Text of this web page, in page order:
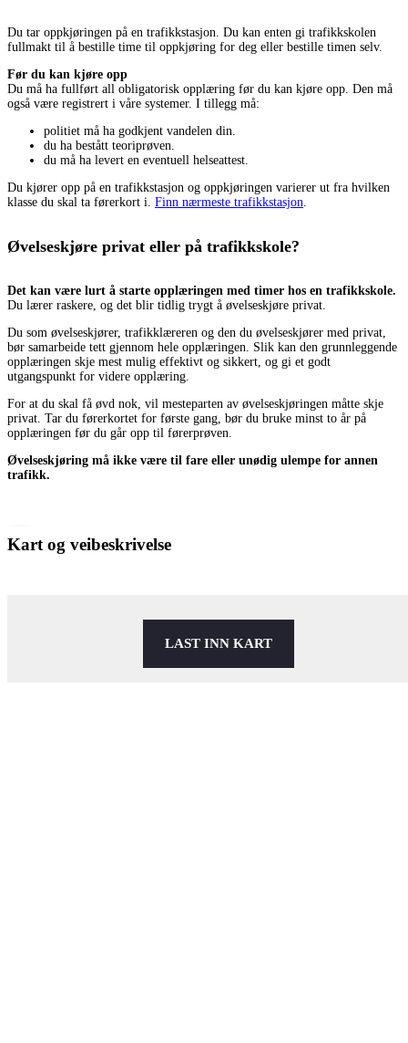
Du tar oppkjøringen på en trafikkstasjon. Du kan enten gi trafikkskolen
fullmakt til å bestille time til oppkjøring for deg eller bestille timen selv.
Før du kan kjøre opp
Du må ha fullført all obligatorisk opplæring før du kan kjøre opp. Den må
også være registrert i våre systemer. I tillegg må:
politiet må ha godkjent vandelen din.
du ha bestått teoriprøven.
du må ha levert en eventuell helseattest.
Du kjører opp på en trafikkstasjon og oppkjøringen varierer ut fra hvilken
klasse du skal ta førerkort i. Finn nærmeste trafikkstasjon
Øvelseskjøre privat eller på trafikkskole?
Det kan være lurt å starte opplæringen med timer hos en trafikkskole.
Du lærer raskere, og det blir tidlig trygt å øvelseskjøre privat.
Du som øvelseskjører, trafikklæreren og den du øvelseskjører med privat,
bør samarbeide tett gjennom hele opplæringen. Slik kan den grunnleggende
opplæringen skje mest mulig effektivt og sikkert, og gi et godt
utgangspunkt for videre opplæring.
For at du skal få øvd nok, vil mesteparten av øvelseskjøringen måtte skje
privat. Tar du førerkortet for første gang, bør du bruke minst to år på
opplæringen før du går opp til førerprøven.
Øvelseskjøring må ikke være til fare eller unødig ulempe for annen
trafikk.
Kart og veibeskrivelse
LAST INN KART